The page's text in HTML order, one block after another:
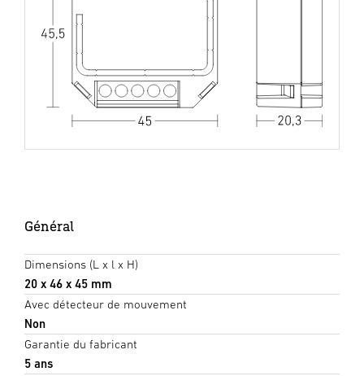
Général
Dimensions (L x l x H)
20 x 46 x 45 mm
Avec détecteur de mouvement
Non
Garantie du fabricant
5 ans